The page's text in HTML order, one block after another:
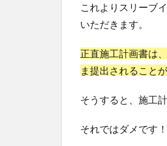
これよりスリーブ
いただきます。
正直施工計画書は
ま提出されること
そうすると、施工
それではダメです！